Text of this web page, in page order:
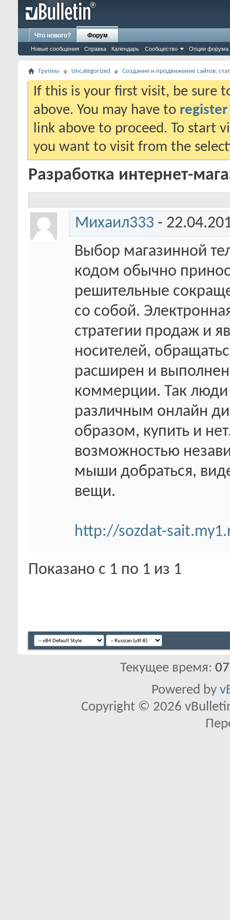
Что нового? Форум
Новые сообщения Справка Календарь Сообщество Опции форума
Группы Uncategorized Создание и продвижение сайтов,
If this is your first visit, be sure
above. You may have to register
link above to proceed. To start
you want to visit from the
Разработка интернет-
Михаил333 -
Выбор магазинной
кодом обычно
решительные
со собой.
стратегии продаж и
носителей,
расширен и
коммерции. Так люди
различным онлайн
образом, купить и
возможностью
мыши добраться,
вещи.
http://sozdat-
Показано с 1 по 1 из 1
Текущее время:
Powered by
Copyright © 2026